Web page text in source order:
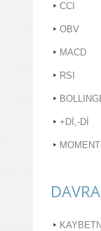
CCI
OBV
MACD
RSI
+Dİ,-Dİ